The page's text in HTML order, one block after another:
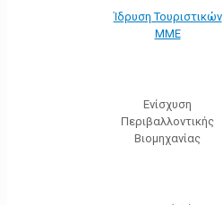
Ίδρυση Τουριστικών
ΜΜΕ
Ενίσχυση
Περιβαλλοντικής
Βιομηχανίας